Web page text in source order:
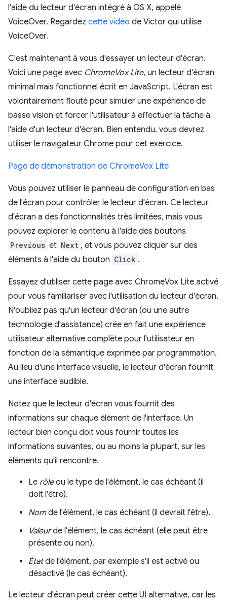
l'aide du lecteur d'écran intégré à OS X, appelé
VoiceOver. Regardez cette vidéo de Victor qui utilise
VoiceOver.
C'est maintenant à vous d'essayer un lecteur d'écran.
Voici une page avec ChromeVox Lite, un lecteur d'écran
minimal mais fonctionnel écrit en JavaScript. L'écran est
volontairement flouté pour simuler une expérience de
basse vision et forcer l'utilisateur à effectuer la tâche à
l'aide d'un lecteur d'écran. Bien entendu, vous devrez
utiliser le navigateur Chrome pour cet exercice.
Page de démonstration de ChromeVox Lite
Vous pouvez utiliser le panneau de configuration en bas
de l'écran pour contrôler le lecteur d'écran. Ce lecteur
d'écran a des fonctionnalités très limitées, mais vous
pouvez explorer le contenu à l'aide des boutons
Previous et Next , et vous pouvez cliquer sur des
éléments à l'aide du bouton Click .
Essayez d'utiliser cette page avec ChromeVox Lite activé
pour vous familiariser avec l'utilisation du lecteur d'écran.
N'oubliez pas qu'un lecteur d'écran (ou une autre
technologie d'assistance) crée en fait une expérience
utilisateur alternative complète pour l'utilisateur en
fonction de la sémantique exprimée par programmation.
Au lieu d'une interface visuelle, le lecteur d'écran fournit
une interface audible.
Notez que le lecteur d'écran vous fournit des
informations sur chaque élément de l'interface. Un
lecteur bien conçu doit vous fournir toutes les
informations suivantes, ou au moins la plupart, sur les
éléments qu'il rencontre.
Le rôleou le type de l'élément, le cas échéant (il
doit l'être).
Nomde l'élément, le cas échéant (il devrait l'être).
Valeurde l'élément, le cas échéant (elle peut être
présente ou non).
Étatde l'élément, par exemple s'il est activé ou
désactivé (le cas échéant).
Le lecteur d'écran peut créer cette UI alternative, car les